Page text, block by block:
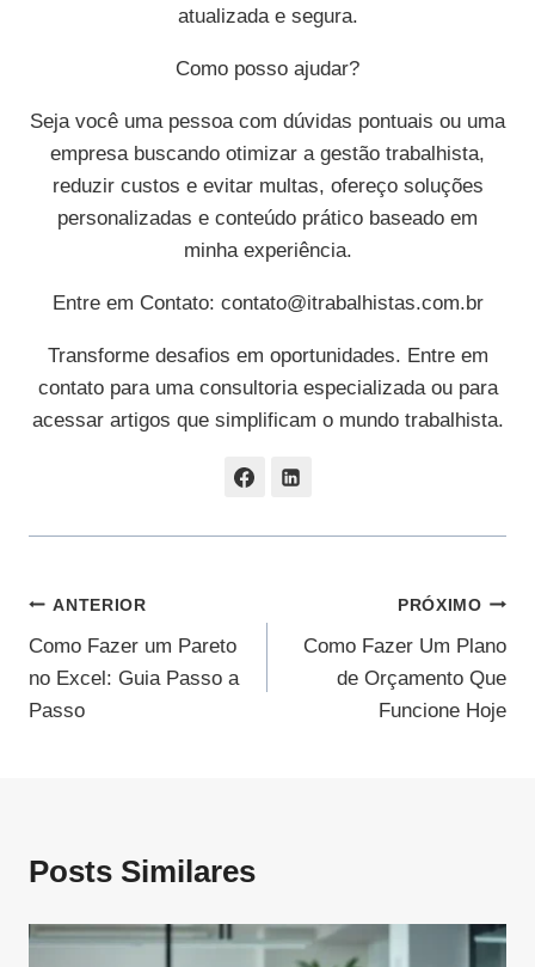
atualizada e segura.
Como posso ajudar?
Seja você uma pessoa com dúvidas pontuais ou uma
empresa buscando otimizar a gestão trabalhista,
reduzir custos e evitar multas, ofereço soluções
personalizadas e conteúdo prático baseado em
minha experiência.
Entre em Contato: contato@itrabalhistas.com.br
Transforme desafios em oportunidades. Entre em
contato para uma consultoria especializada ou para
acessar artigos que simplificam o mundo trabalhista.
Navegação
De
Post
ANTERIOR
Como Fazer um Pareto
no Excel: Guia Passo a
Passo
PRÓXIMO
Como Fazer Um Plano
de Orçamento Que
Funcione Hoje
Posts Similares